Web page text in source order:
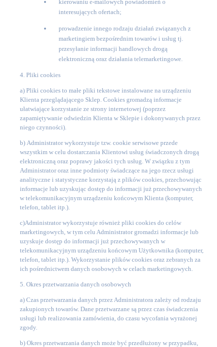
kierowaniu e-mailowych powiadomień o
interesujących ofertach;
prowadzenie innego rodzaju działań związanych z
marketingiem bezpośrednim towarów i usług tj.
przesyłanie informacji handlowych drogą
elektroniczną oraz działania telemarketingowe.
4. Pliki cookies
a) Pliki cookies to małe pliki tekstowe instalowane na urządzeniu
Klienta przeglądającego Sklep. Cookies gromadzą informacje
ułatwiające korzystanie ze strony internetowej (poprzez
zapamiętywanie odwiedzin Klienta w Sklepie i dokonywanych przez
niego czynności).
b) Administrator wykorzystuje tzw. cookie serwisowe przede
wszystkim w celu dostarczania Klientowi usług świadczonych drogą
elektroniczną oraz poprawy jakości tych usług. W związku z tym
Administrator oraz inne podmioty świadczące na jego rzecz usługi
analityczne i statystyczne korzystają z plików cookies, przechowując
informacje lub uzyskując dostęp do informacji już przechowywanych
w telekomunikacyjnym urządzeniu końcowym Klienta (komputer,
telefon, tablet itp.).
c)Administrator wykorzystuje również pliki cookies do celów
marketingowych, w tym celu Administrator gromadzi informacje lub
uzyskuje dostęp do informacji już przechowywanych w
telekomunikacyjnym urządzeniu końcowym Użytkownika (komputer,
telefon, tablet itp.). Wykorzystanie plików cookies oraz zebranych za
ich pośrednictwem danych osobowych w celach marketingowych.
5. Okres przetwarzania danych osobowych
a) Czas przetwarzania danych przez Administratora zależy od rodzaju
zakupionych towarów. Dane przetwarzane są przez czas świadczenia
usługi lub realizowania zamówienia, do czasu wycofania wyrażonej
zgody.
b) Okres przetwarzania danych może być przedłużony w przypadku,